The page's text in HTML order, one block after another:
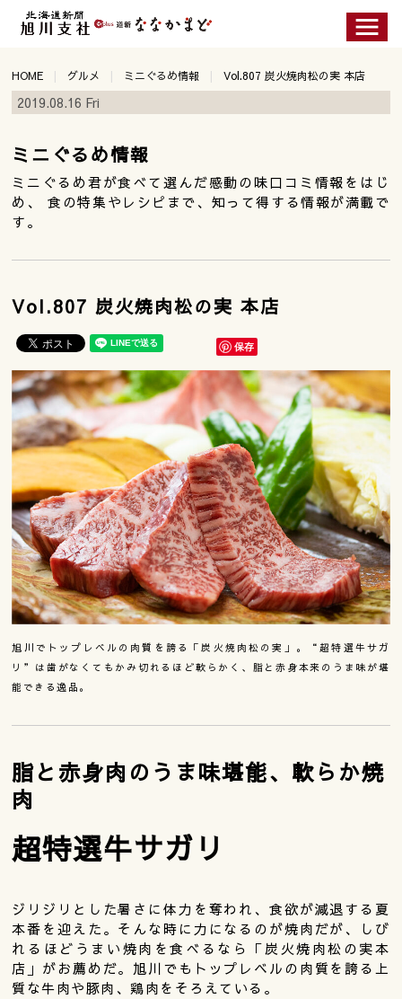
HOME グルメ ミニぐるめ情報 Vol.807 炭火焼肉松の実 本店
2019.08.16 Fri
ミニぐるめ情報
ミニぐるめ君が食べて選んだ感動の味口コミ情報をはじ
め、 食の特集やレシピまで、知って得する情報が満載で
す。
Vol.807 炭火焼肉松の実 本店
保存
旭川でトップレベルの肉質を誇る「炭火焼肉松の実」。“超特選牛サガ
リ”は歯がなくてもかみ切れるほど軟らかく、脂と赤身本来のうま味が堪
能できる逸品。
脂と赤身肉のうま味堪能、軟らか焼
肉
超特選牛サガリ
ジリジリとした暑さに体力を奪われ、食欲が減退する夏
本番を迎えた。そんな時に力になるのが焼肉だが、しび
れるほどうまい焼肉を食べるなら「炭火焼肉松の実本
店」がお薦めだ。旭川でもトップレベルの肉質を誇る上
質な牛肉や豚肉、鶏肉をそろえている。